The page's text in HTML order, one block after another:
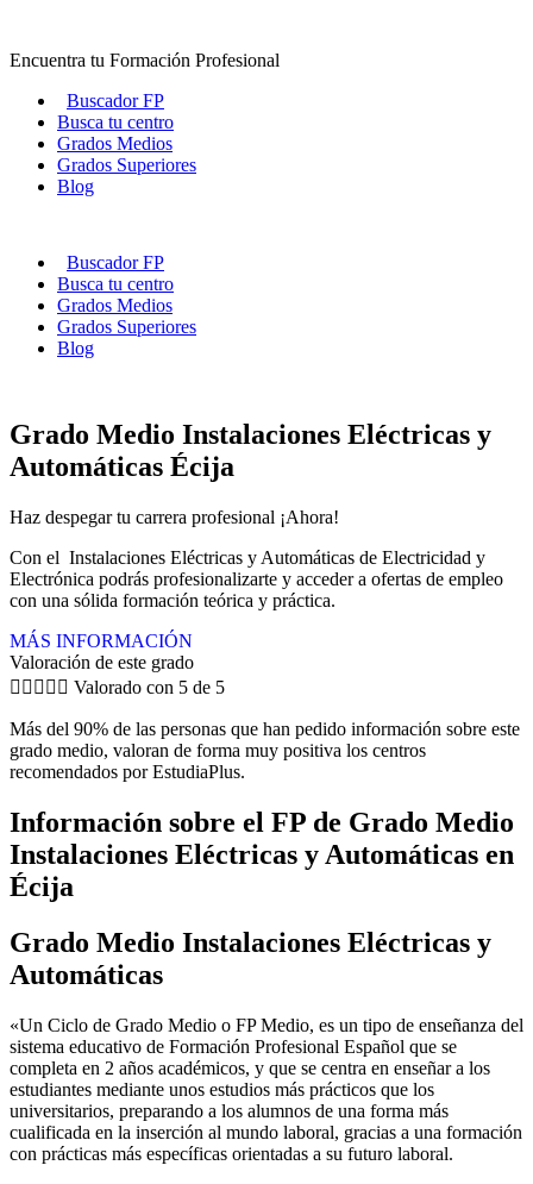
contenido
Encuentra tu Formación Profesional
Buscador FP
Busca tu centro
Grados Medios
Grados Superiores
Blog
Buscador FP
Busca tu centro
Grados Medios
Grados Superiores
Blog
Grado Medio Instalaciones Eléctricas y
Automáticas Écija
Haz despegar tu carrera profesional ¡Ahora!
Con el Instalaciones Eléctricas y Automáticas de Electricidad y
Electrónica podrás profesionalizarte y acceder a ofertas de empleo
con una sólida formación teórica y práctica.
MÁS INFORMACIÓN
Valoración de este grado
     Valorado con 5 de 5
Más del 90% de las personas que han pedido información sobre este
grado medio, valoran de forma muy positiva los centros
recomendados por EstudiaPlus.
Información sobre el FP de Grado Medio
Instalaciones Eléctricas y Automáticas en
Écija
Grado Medio Instalaciones Eléctricas y
Automáticas
«Un Ciclo de Grado Medio o FP Medio, es un tipo de enseñanza del
sistema educativo de Formación Profesional Español que se
completa en 2 años académicos, y que se centra en enseñar a los
estudiantes mediante unos estudios más prácticos que los
universitarios, preparando a los alumnos de una forma más
cualificada en la inserción al mundo laboral, gracias a una formación
con prácticas más específicas orientadas a su futuro laboral.